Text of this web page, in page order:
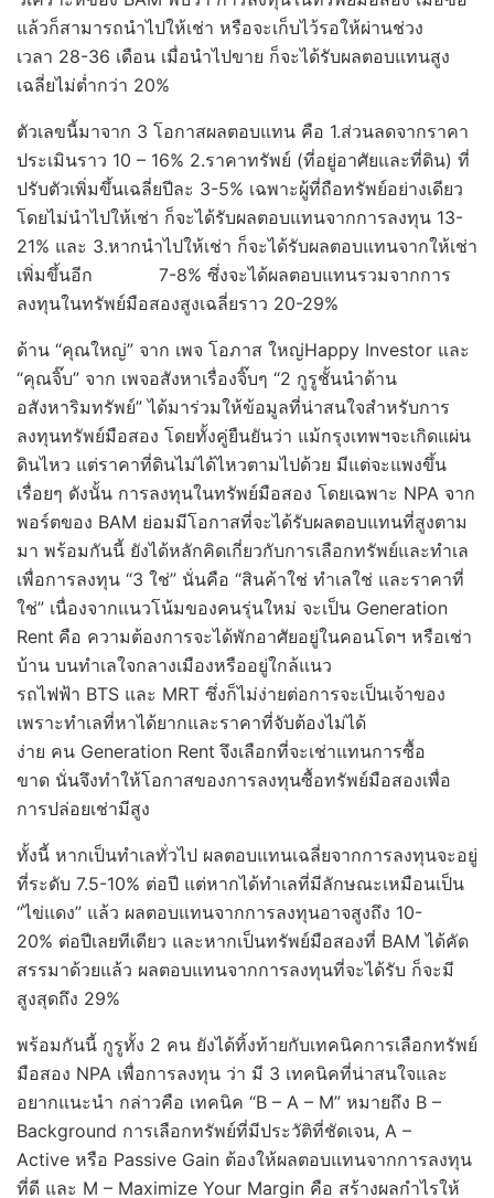
แล้วก็สามารถนำไปให้เช่า หรือจะเก็บไว้รอให้ผ่านช่วง
เวลา 28-36 เดือน เมื่อนำไปขาย ก็จะได้รับผลตอบแทนสูง
เฉลี่ยไม่ต่ำกว่า 20%
​ตัวเลขนี้มาจาก 3 โอกาสผลตอบแทน คือ 1.ส่วนลดจากราคา
ประเมินราว 10 – 16% 2.ราคาทรัพย์ (ที่อยู่อาศัยและที่ดิน) ที่
ปรับตัวเพิ่มขึ้นเฉลี่ยปีละ 3-5% เฉพาะผู้ที่ถือทรัพย์อย่างเดียว
โดยไม่นำไปให้เช่า ก็จะได้รับผลตอบแทนจากการลงทุน 13-
21% และ 3.หากนำไปให้เช่า ก็จะได้รับผลตอบแทนจากให้เช่า
เพิ่มขึ้นอีก 7-8% ซึ่งจะได้ผลตอบแทนรวมจากการ
ลงทุนในทรัพย์มือสองสูงเฉลี่ยราว 20-29%
​ด้าน “คุณใหญ่” จาก เพจ โอภาส ใหญ่Happy Investor และ
“คุณจิ๊บ” จาก เพจอสังหาเรื่องจิ๊บๆ “2 กูรูชั้นนำด้าน
อสังหาริมทรัพย์” ได้มาร่วมให้ข้อมูลที่น่าสนใจสำหรับการ
ลงทุนทรัพย์มือสอง โดยทั้งคู่ยืนยันว่า แม้กรุงเทพฯจะเกิดแผ่น
ดินไหว แต่ราคาที่ดินไม่ได้ไหวตามไปด้วย มีแต่จะแพงขึ้น
เรื่อยๆ ดังนั้น การลงทุนในทรัพย์มือสอง โดยเฉพาะ NPA จาก
พอร์ตของ BAM ย่อมมีโอกาสที่จะได้รับผลตอบแทนที่สูงตาม
มา พร้อมกันนี้ ยังได้หลักคิดเกี่ยวกับการเลือกทรัพย์และทำเล
เพื่อการลงทุน “3 ใช่” นั่นคือ “สินค้าใช่ ทำเลใช่ และราคาที่
ใช่” เนื่องจากแนวโน้มของคนรุ่นใหม่ จะเป็น Generation
Rent คือ ความต้องการจะได้พักอาศัยอยู่ในคอนโดฯ หรือเช่า
บ้าน บนทำเลใจกลางเมืองหรืออยู่ใกล้แนว
รถไฟฟ้า BTS และ MRT ซึ่งก็ไม่ง่ายต่อการจะเป็นเจ้าของ
เพราะทำเลที่หาได้ยากและราคาที่จับต้องไม่ได้
ง่าย คน Generation Rent จึงเลือกที่จะเช่าแทนการซื้อ
ขาด นั่นจึงทำให้โอกาสของการลงทุนซื้อทรัพย์มือสองเพื่อ
การปล่อยเช่ามีสูง
​ทั้งนี้ หากเป็นทำเลทั่วไป ผลตอบแทนเฉลี่ยจากการลงทุนจะอยู่
ที่ระดับ 7.5-10% ต่อปี แต่หากได้ทำเลที่มีลักษณะเหมือนเป็น
“ไข่แดง” แล้ว ผลตอบแทนจากการลงทุนอาจสูงถึง 10-
20% ต่อปีเลยทีเดียว และหากเป็นทรัพย์มือสองที่ BAM ได้คัด
สรรมาด้วยแล้ว ผลตอบแทนจากการลงทุนที่จะได้รับ ก็จะมี
สูงสุดถึง 29%
​พร้อมกันนี้ กูรูทั้ง 2 คน ยังได้ทิ้งท้ายกับเทคนิคการเลือกทรัพย์
มือสอง NPA เพื่อการลงทุน ว่า มี 3 เทคนิคที่น่าสนใจและ
อยากแนะนำ กล่าวคือ เทคนิค “B – A – M” หมายถึง B –
Background การเลือกทรัพย์ที่มีประวัติที่ชัดเจน, A –
Active หรือ Passive Gain ต้องให้ผลตอบแทนจากการลงทุน
ที่ดี และ M – Maximize Your Margin คือ สร้างผลกำไรให้